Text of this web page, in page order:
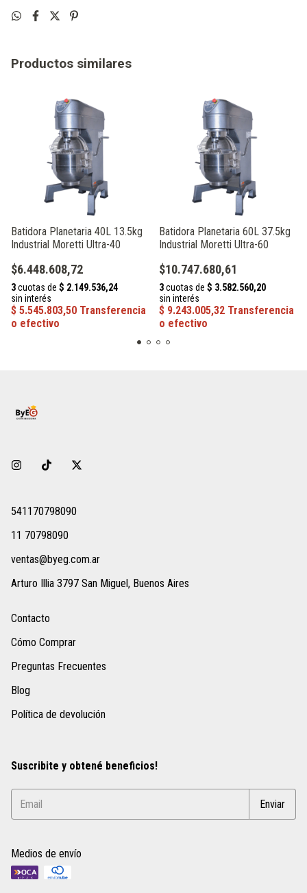
Productos similares
Batidora Planetaria 40L 13.5kg
Industrial Moretti Ultra-40
$6.448.608,72
Batidora Planetaria 60L 37.5kg
Industrial Moretti Ultra-60
$10.747.680,61
541170798090
11 70798090
ventas@byeg.com.ar
Arturo Illia 3797 San Miguel, Buenos Aires
Contacto
Cómo Comprar
Preguntas Frecuentes
Blog
Política de devolución
Suscribite y obtené beneficios!
Medios de envío